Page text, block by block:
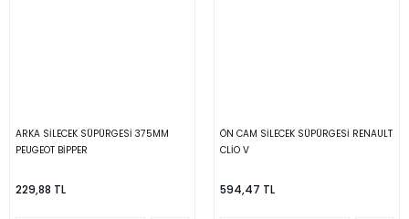
ARKA SİLECEK SÜPÜRGESİ 375MM
PEUGEOT BİPPER
229,88 TL
ÖN CAM SİLECEK SÜPÜRGESİ RENAULT
CLİO V
594,47 TL